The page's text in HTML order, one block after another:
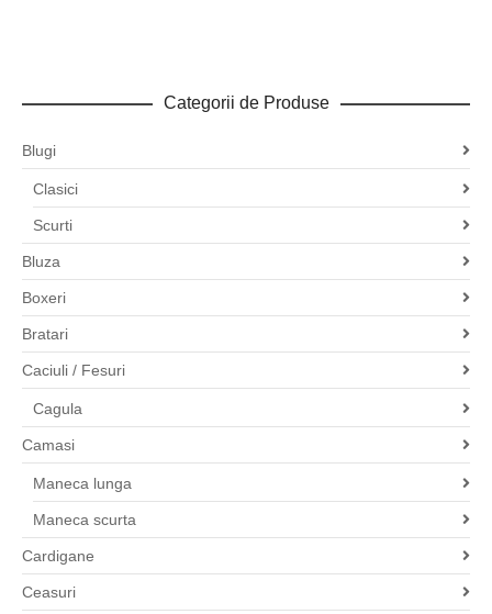
Categorii de Produse
Blugi
Clasici
Scurti
Bluza
Boxeri
Bratari
Caciuli / Fesuri
Cagula
Camasi
Maneca lunga
Maneca scurta
Cardigane
Ceasuri